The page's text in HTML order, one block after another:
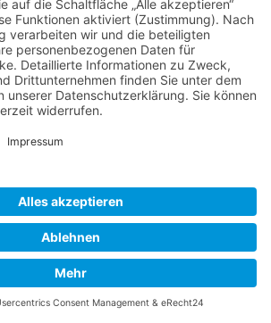
Fest ohne frisch gebackene
mit süßem, herzhaften
beschwippsten Belag.